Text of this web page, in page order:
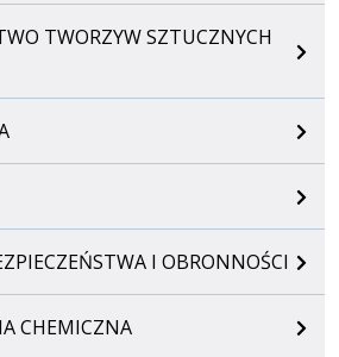
TWORZYW SZTUCZNYCH
I OBRONNOŚCI
CHEMICZNA